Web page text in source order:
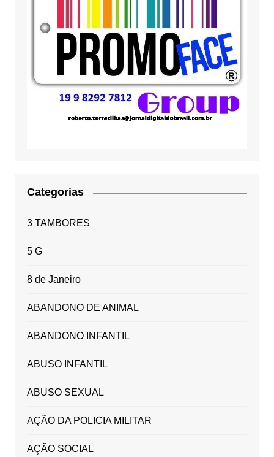
Categorias
3 TAMBORES
5 G
8 de Janeiro
ABANDONO DE ANIMAL
ABANDONO INFANTIL
ABUSO INFANTIL
ABUSO SEXUAL
AÇÃO DA POLICIA MILITAR
AÇÃO SOCIAL